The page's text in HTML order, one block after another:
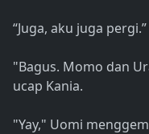
“Juga, aku juga pergi.”
"Bagus. Momo dan
ucap Kania.
"Yay," Uomi